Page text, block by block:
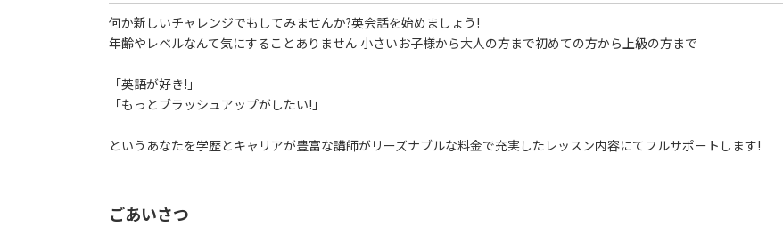
何か新しいチャレンジでもしてみませんか?英会話を始めましょう!
年齢やレベルなんて気にすることありません 小さいお子様から大人の方まで初めての方から上級の方まで
「英語が好き!」
「もっとブラッシュアップがしたい!」
というあなたを学歴とキャリアが豊富な講師がリーズナブルな料金で充実したレッスン内容にてフルサポートします!
ごあいさつ